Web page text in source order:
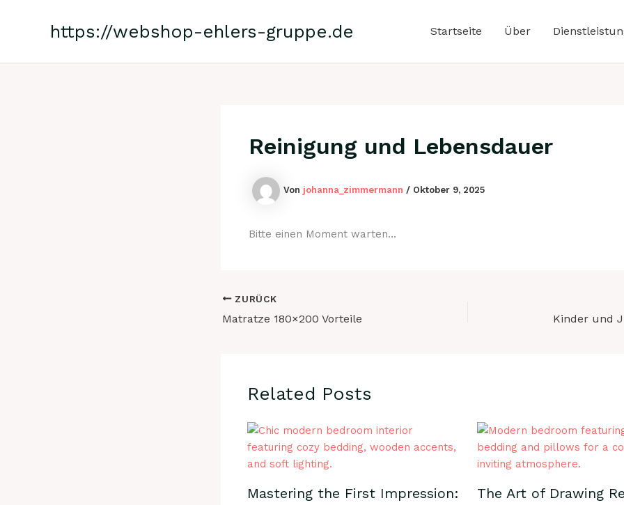
https://webshop-ehlers-gruppe.de Startseite Über
Reinigung und Lebensdauer
Von johanna_zimmermann / Oktober 9, 2025
Bitte einen Moment warten…
ZURÜCK
Matratze 180×200 Vorteile Kinder und
Related Posts
Mastering the First Impression:
The Art of Drawing